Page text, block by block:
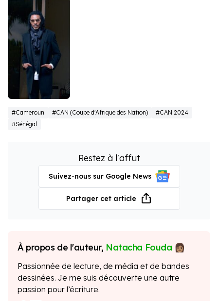
Rigobert
Song
#Cameroun #CAN (Coupe d'Afrique des Nation)
#CAN 2024
#Sénégal
Restez à l'affut
Suivez-nous sur Google News
Partager cet article
À propos de l'auteur, Natacha Fouda
Passionnée de lecture, de média et de bandes
dessinées. Je me suis découverte une autre
passion pour l’écriture.